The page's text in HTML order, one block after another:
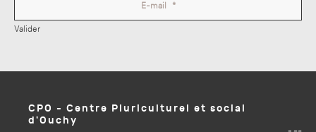
E-mail *
Valider
CPO - Centre Pluriculturel et social
d'Ouchy